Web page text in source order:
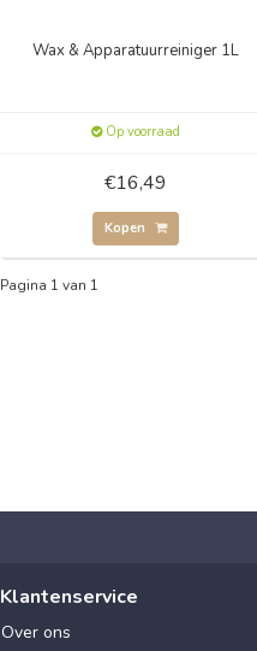
Wax & Apparatuurreiniger 1L
Op voorraad
€16,49
Kopen
Pagina 1 van 1
Klantenservice
Over ons